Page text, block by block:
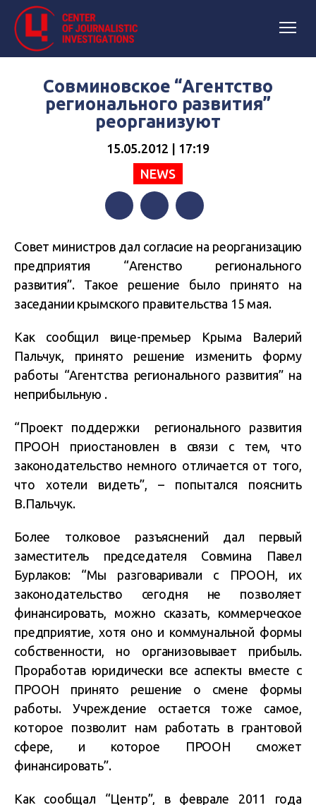
Совминовское “Агентство
регионального развития”
реорганизуют
15.05.2012 | 17:19
NEWS
Совет министров дал согласие на реорганизацию
предприятия “Агенство регионального
развития”. Такое решение было принято на
заседании крымского правительства 15 мая.
Как сообщил вице-премьер Крыма Валерий
Пальчук, принято решение изменить форму
работы “Агентства регионального развития” на
неприбыльную .
“Проект поддержки регионального развития
ПРООН приостановлен в связи с тем, что
законодательство немного отличается от того,
что хотели видеть”, – попытался пояснить
В.Пальчук.
Более толковое разъяснений дал первый
заместитель председателя Совмина Павел
Бурлаков: “Мы разговаривали с ПРООН, их
законодательство сегодня не позволяет
финансировать, можно сказать, коммерческое
предприятие, хотя оно и коммунальной формы
собственности, но организовывает прибыль.
Проработав юридически все аспекты вместе с
ПРООН принято решение о смене формы
работы. Учреждение остается тоже самое,
которое позволит нам работать в грантовой
сфере, и которое ПРООН сможет
финансировать”.
Как сообщал “Центр”, в феврале 2011 года